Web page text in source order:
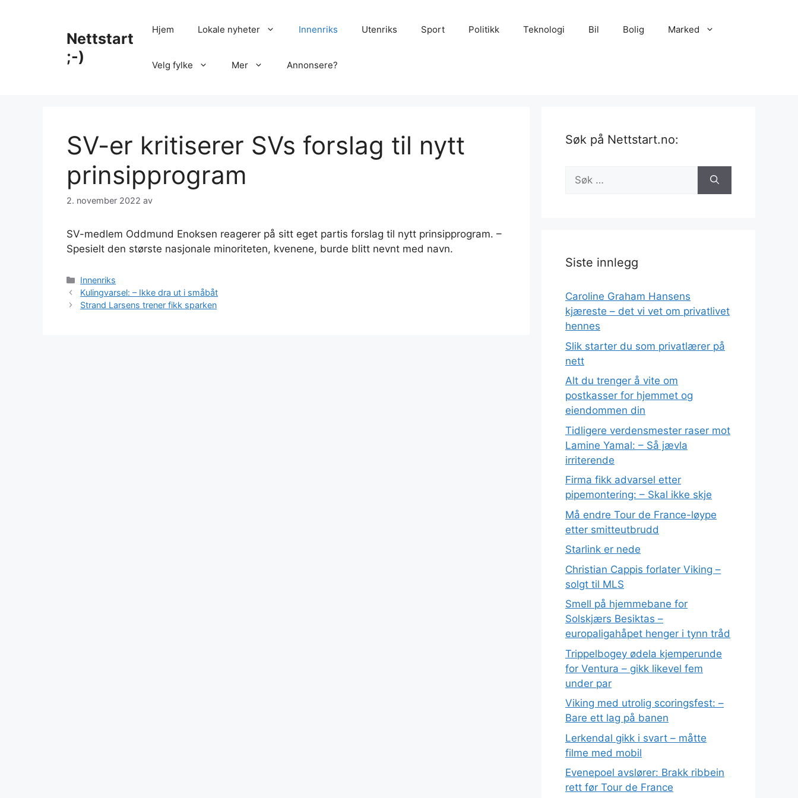
Nettstart
;-)
Hjem Lokale nyheter Innenriks Utenriks Sport Politikk Teknologi Bil Bolig Marked
Velg fylke Mer Annonsere?
SV-er kritiserer SVs forslag til nytt
prinsipprogram
2. november 2022 av
SV-medlem Oddmund Enoksen reagerer på sitt eget partis forslag til nytt prinsipprogram. –
Spesielt den største nasjonale minoriteten, kvenene, burde blitt nevnt med navn.
Kategorier
Innenriks
Kulingvarsel: – Ikke dra ut i småbåt
Strand Larsens trener fikk sparken
Søk på Nettstart.no:
Søk
etter:
Siste innlegg
Caroline Graham Hansens
kjæreste – det vi vet om privatlivet
hennes
Slik starter du som privatlærer på
nett
Alt du trenger å vite om
postkasser for hjemmet og
eiendommen din
Tidligere verdensmester raser mot
Lamine Yamal: – Så jævla
irriterende
Firma fikk advarsel etter
pipemontering: – Skal ikke skje
Må endre Tour de France-løype
etter smitteutbrudd
Starlink er nede
Christian Cappis forlater Viking –
solgt til MLS
Smell på hjemmebane for
Solskjærs Besiktas –
europaligahåpet henger i tynn tråd
Trippelbogey ødela kjemperunde
for Ventura – gikk likevel fem
under par
Viking med utrolig scoringsfest: –
Bare ett lag på banen
Lerkendal gikk i svart – måtte
filme med mobil
Evenepoel avslører: Brakk ribbein
rett før Tour de France